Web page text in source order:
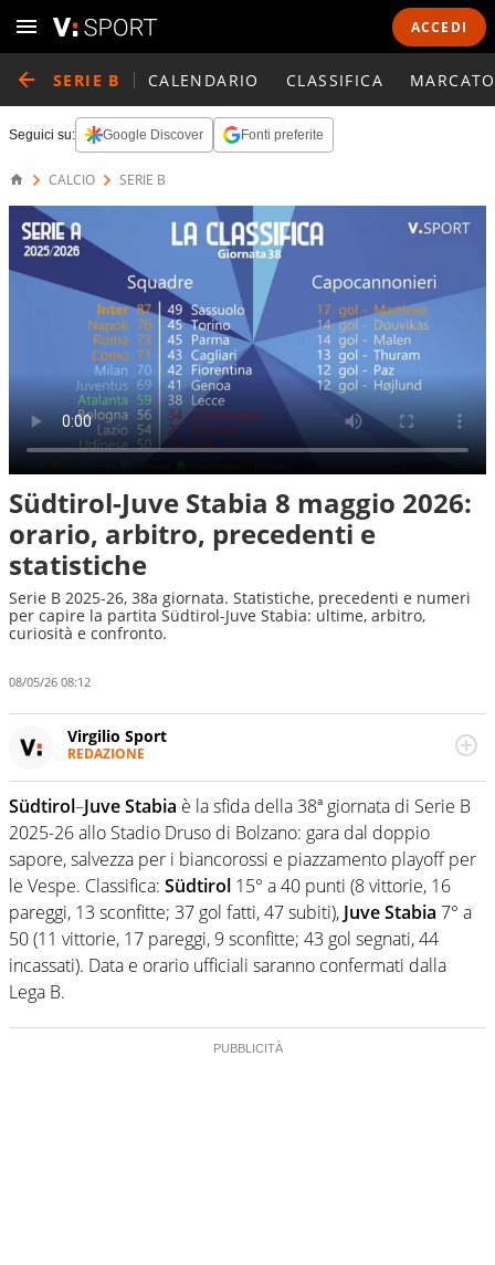
ACCEDI
SERIE B CALENDARIO CLASSIFICA
Seguici su: Google Discover Fonti preferite
CALCIO SERIE B
Südtirol-Juve Stabia 8 maggio 2026:
orario, arbitro, precedenti e
statistiche
Serie B 2025-26, 38a giornata. Statistiche, precedenti e numeri
per capire la partita Südtirol-Juve Stabia: ultime, arbitro,
curiosità e confronto.
08/05/26 08:12
Virgilio Sport
REDAZIONE
appassionato su tutto il mondo dello sport. Calcio,
calciomercato, F1, Motomondiale ma anche tennis,
volley, basket: su Virgilio Sport i tifosi e gli appassionati
sanno che troveranno sempre copertura completa e
zero faziosità. La squadra di Virgilio Sport è formata da
giornalisti ed esperti di sport abili sia nel gioco di
rimessa quando intercettano le notizie e le rilanciano
verso la rete, sia nella costruzione dal basso quando
creano contenuti 100% originali ed esclusivi.
Südtirol–Juve Stabia è la sfida della 38ª giornata di Serie B
2025-26 allo Stadio Druso di Bolzano: gara dal doppio
sapore, salvezza per i biancorossi e piazzamento playoff per
le Vespe. Classifica: Südtirol 15° a 40 punti (8 vittorie, 16
pareggi, 13 sconfitte; 37 gol fatti, 47 subiti), Juve Stabia 7° a
50 (11 vittorie, 17 pareggi, 9 sconfitte; 43 gol segnati, 44
incassati). Data e orario ufficiali saranno confermati dalla
Lega B.